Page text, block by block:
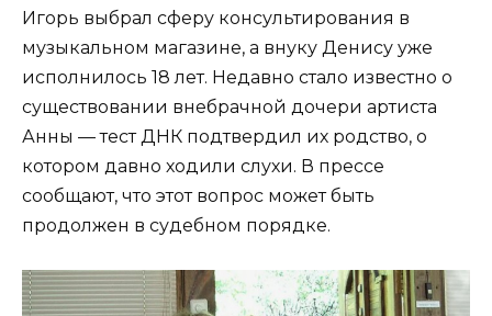
Игорь выбрал сферу консультирования в
музыкальном магазине, а внуку Денису уже
исполнилось 18 лет. Недавно стало известно о
существовании внебрачной дочери артиста
Анны — тест ДНК подтвердил их родство, о
котором давно ходили слухи. В прессе
сообщают, что этот вопрос может быть
продолжен в судебном порядке.